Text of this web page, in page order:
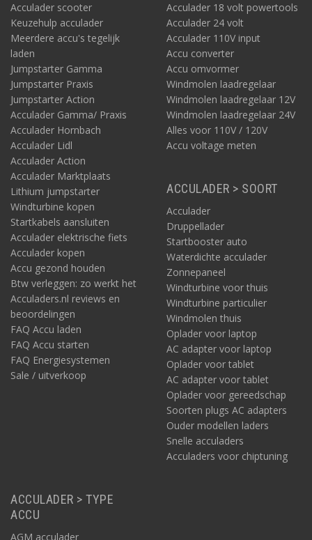
Acculader scooter
Keuzehulp acculader
Meerdere accu's tegelijk
laden
Jumpstarter Gamma
Jumpstarter Praxis
Jumpstarter Action
Acculader Gamma/ Praxis
Acculader Hornbach
Acculader Lidl
Acculader Action
Acculader Marktplaats
Lithium jumpstarter
Windturbine kopen
Startkabels aansluiten
Acculader elektrische fiets
Acculader kopen
Accu gezond houden
Btw verleggen: zo werkt het
Acculaders.nl reviews en
beoordelingen
FAQ Accu laden
FAQ Accu starten
FAQ Energiesystemen
Sale / uitverkoop
Acculader 18 volt powertools
Acculader 24 volt
Acculader 110V input
Accu converter
Accu omvormer
Windmolen laadregelaar
Windmolen laadregelaar 12V
Windmolen laadregelaar 24V
Alles voor 110V / 120V
Accu voltage meten
ACCULADER > SOORT
Acculader
Druppellader
Startbooster auto
Waterdichte acculader
Zonnepaneel
Windturbine voor thuis
Windturbine particulier
Windmolen thuis
Oplader voor laptop
AC adapter voor laptop
Oplader voor tablet
AC adapter voor tablet
Oplader voor gereedschap
Soorten plugs AC adapters
Ouder modellen laders
Snelle acculaders
Acculaders voor chiptuning
ACCULADER > TYPE
ACCU
AGM acculader